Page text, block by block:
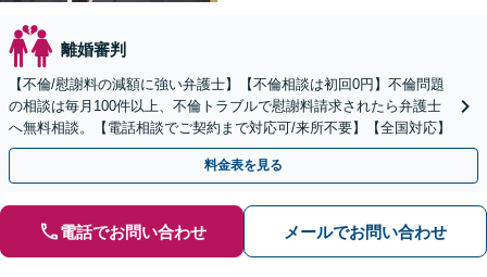
離婚審判
【不倫/慰謝料の減額に強い弁護士】【不倫相談は初回0円】不倫問題
の相談は毎月100件以上、不倫トラブルで慰謝料請求されたら弁護士
へ無料相談。【電話相談でご契約まで対応可/来所不要】【全国対応】
料金表を見る
電話でお問い合わせ メールでお問い合わせ